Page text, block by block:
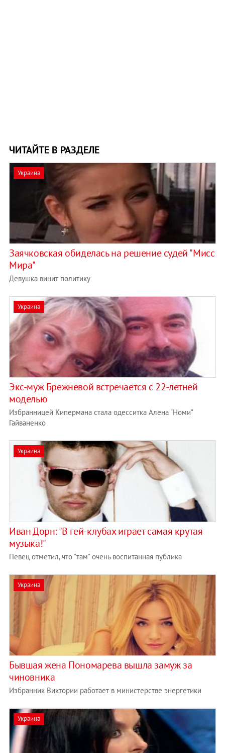
ЧИТАЙТЕ В РАЗДЕЛЕ
Украина
Заячковская обиделась на решение судей "Мисс
Мира"
Девушка винит политику
Украина
Экс-муж Брежневой встречается с 22-летней
моделью
Избранницей Кипермана стала одесситка Алена "Номи"
Гайваненко
Украина
Иван Дорн: "В гей-клубах играет самая крутая
музыка!"
Певец отметил, что "там" очень воспитанная публика
Украина
Бывшая жена Пономарева вышла замуж за
чиновника
Избранник Виктории работает в министерстве энергетики
Украина